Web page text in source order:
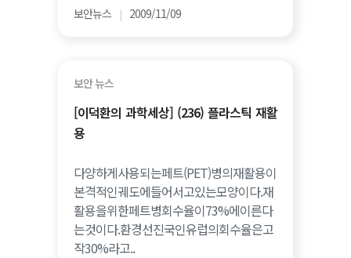
보안뉴스 | 2009/11/09
보안 뉴스
[이덕환의 과학세상] (236) 플라스틱 재활
용
다양하게사용되는페트(PET)병의재활용이
본격적인궤도에들어서고있는모양이다.재
활용을위한페트병회수율이73%에이른다
는것이다.환경선진국인유럽의회수율은고
작30%라고..